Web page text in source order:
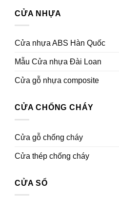
CỬA NHỰA
Cửa nhựa ABS Hàn Quốc
Mẫu Cửa nhựa Đài Loan
Cửa gỗ nhựa composite
CỬA CHỐNG CHÁY
Cửa gỗ chống cháy
Cửa thép chống cháy
CỬA SỔ